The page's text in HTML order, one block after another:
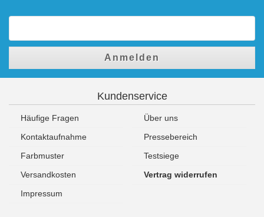
Anmelden
Kundenservice
Häufige Fragen
Über uns
Kontaktaufnahme
Pressebereich
Farbmuster
Testsiege
Versandkosten
Vertrag widerrufen
Impressum